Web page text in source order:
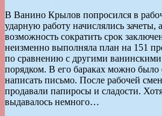
В Ванино Крылов попросился в
ударную работу начислялись зачеты,
возможность сократить срок
неизменно выполняла план на 151
по сравнению с другими ванинскими
порядком. В его бараках можно было
написать письмо. После рабочей
продавали папиросы и сладости.
выдавалось немного…